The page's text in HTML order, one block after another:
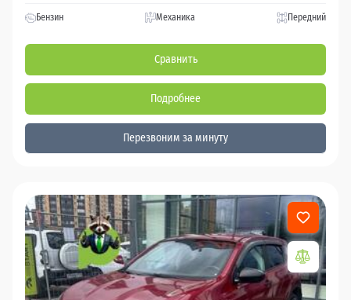
Бензин Механика Передний
Сравнить
Подробнее
Перезвоним за минуту